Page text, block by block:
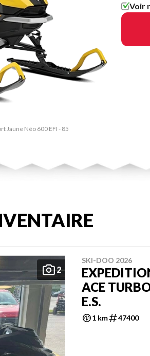
Jaune Néo 600 EFI - 85
Voir
2
SKI-DOO 2026
ACE
E.S.
1 km 47400